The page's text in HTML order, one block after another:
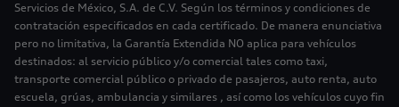
Servicios de México, S.A. de C.V. Según los términos y condiciones de
contratación especificados en cada certificado. De manera enunciativa
pero no limitativa, la Garantía Extendida NO aplica para vehículos
destinados: al servicio público y/o comercial tales como taxi,
transporte comercial público o privado de pasajeros, auto renta, auto
escuela, grúas, ambulancia y similares , así como los vehículos cuyo fin